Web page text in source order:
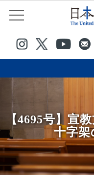
【4695号】
十字